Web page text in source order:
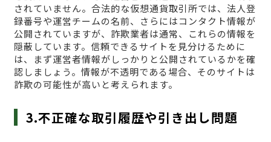
されていません。合法的な仮想通貨取引所では、法人登
録番号や運営チームの名前、さらにはコンタクト情報が
公開されていますが、詐欺業者は通常、これらの情報を
隠蔽しています。信頼できるサイトを見分けるために
は、まず運営者情報がしっかりと公開されているかを確
認しましょう。情報が不透明である場合、そのサイトは
詐欺の可能性が高いと考えられます。
3.不正確な取引履歴や引き出し問題